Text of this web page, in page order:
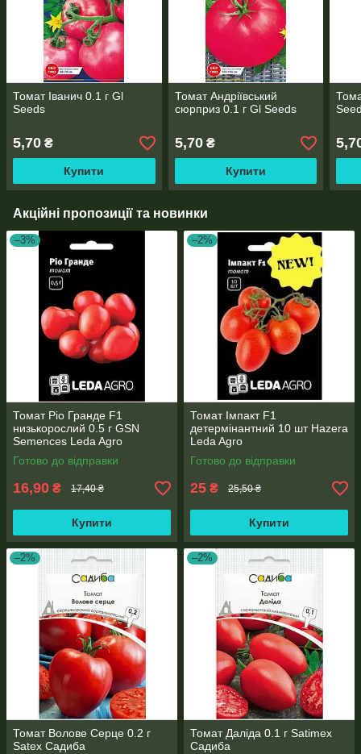
Томат Іванич 0.1 г Gl
Seeds
5,70 ₴
Купити
Томат Андріївський
сюрприз 0.1 г Gl Seeds
5,70₴
Купити
Акційні пропозиції та новинки
–3%
Томат Ріо Гранде F1
низькорослий 0.5 г GSN
Semences Leda Agro
Готово до відправки
16,90 ₴ 17,40 ₴
Купити
–2%
Томат Імпакт F1
детермінантний 10 шт Hazera
Leda Agro
Готово до відправки
25 ₴ 25,50 ₴
Купити
–2%
Томат Волове Серце 0.2 г
Satex Садиба
–2%
Томат Даліда 0.1 г Satimex
Садиба